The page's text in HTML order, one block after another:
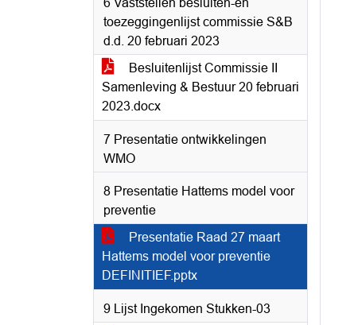
6 Vaststellen besluiten-en
toezeggingenlijst commissie S&B
d.d. 20 februari 2023
Besluitenlijst Commissie II
Samenleving & Bestuur 20 februari
2023.docx
7 Presentatie ontwikkelingen
WMO
8 Presentatie Hattems model voor
preventie
Presentatie Raad 27 maart
Hattems model voor preventie
DEFINITIEF.pptx
9 Lijst Ingekomen Stukken-03